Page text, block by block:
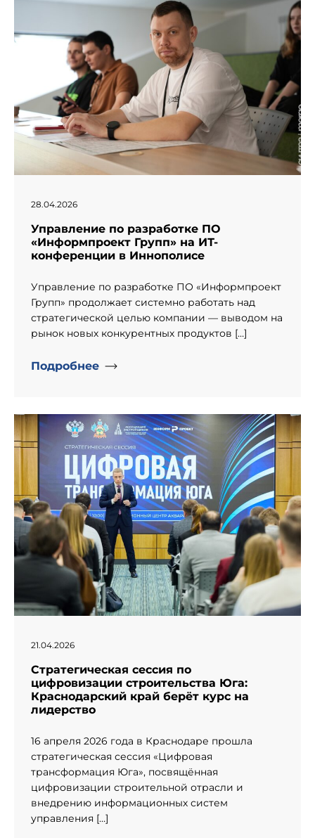
28.04.2026
Управление по разработке ПО
«Информпроект Групп» на ИТ-
конференции в Иннополисе
Управление по разработке ПО «Информпроект
Групп» продолжает системно работать над
стратегической целью компании — выводом на
рынок новых конкурентных продуктов […]
Подробнее
" alt="День рождение компании «Информпроект».">
21.04.2026
Стратегическая сессия по
цифровизации строительства Юга:
Краснодарский край берёт курс на
лидерство
16 апреля 2026 года в Краснодаре прошла
стратегическая сессия «Цифровая
трансформация Юга», посвящённая
цифровизации строительной отрасли и
внедрению информационных систем
управления […]